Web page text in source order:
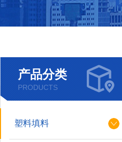
产品分类
PRODUCTS
塑料填料